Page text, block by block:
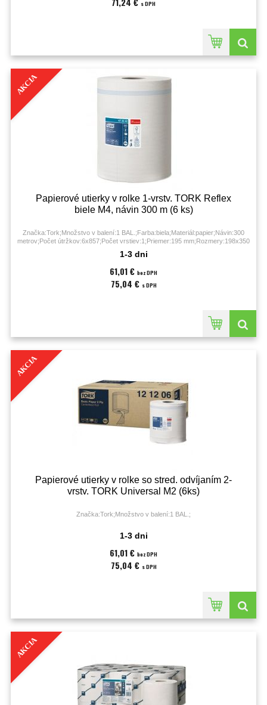
s DPH
AKCIA
Papierové utierky v rolke 1-vrstv. TORK Reflex
biele M4, návin 300 m (6 ks)
Značka:Tork;Množstvo v balení:1 BAL.;Farba:biela;Materiál:papier;Návin:300
metrov;Počet útržkov:6x857;Počet vrstiev:1;Priemer:195 mm;Rozmery:198x350
1-3 dni
61,01 € bez DPH
75,04 € s DPH
AKCIA
Papierové utierky v rolke so stred. odvíjaním 2-
vrstv. TORK Universal M2 (6ks)
Značka:Tork;Množstvo v balení:1 BAL.;
1-3 dni
61,01 € bez DPH
75,04 € s DPH
AKCIA